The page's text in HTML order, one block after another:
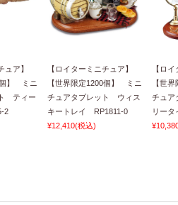
ュア】
個】 ミニ
ティー
2
【ロイターミニチュア】
【世界限定1200個】 ミニ
チュアタブレット ウィス
キートレイ RP1811-0
¥12,410(税込)
【ロ
【世
チュ
リータ